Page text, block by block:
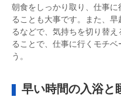
朝食をしっかり取り、仕事
ることも大事です。また、
るなどで、気持ちを切り替
ることで、仕事に行くモチ
う。
早い時間の入浴と